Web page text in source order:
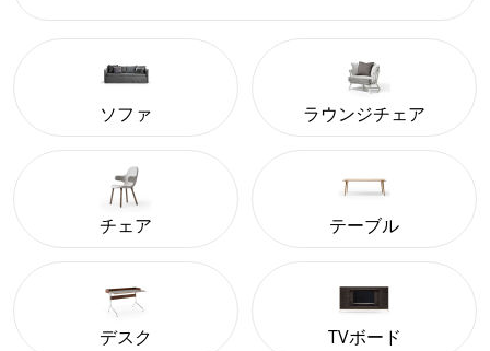
ソファ ラウンジチェア
チェア テーブル
デスク TVボード